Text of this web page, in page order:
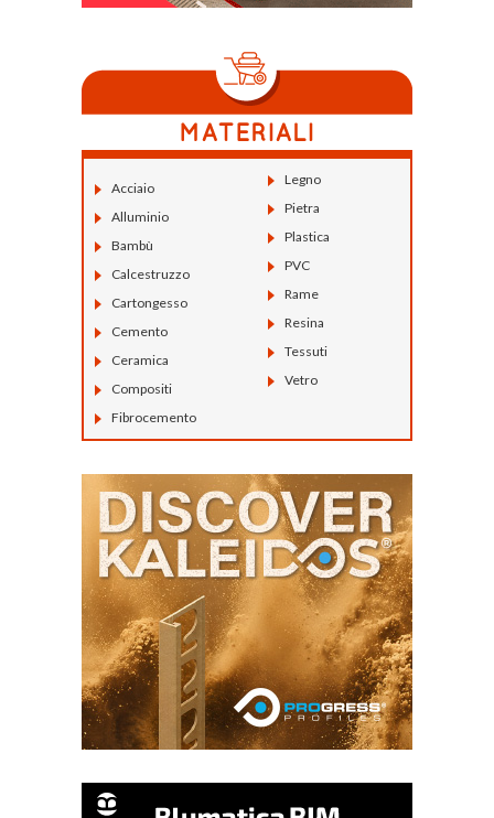
Acciaio
Alluminio
Bambù
Calcestruzzo
Cartongesso
Cemento
Ceramica
Compositi
Fibrocemento
Legno
Pietra
Plastica
PVC
Rame
Resina
Tessuti
Vetro